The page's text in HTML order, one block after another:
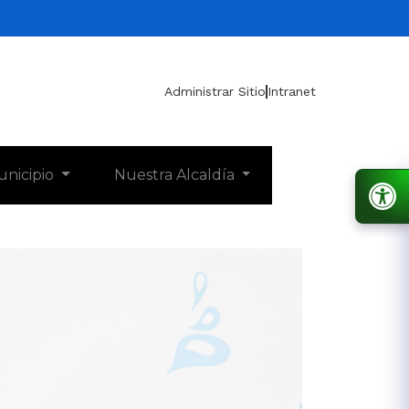
Administrar Sitio Intranet
Nuestra Alcaldía